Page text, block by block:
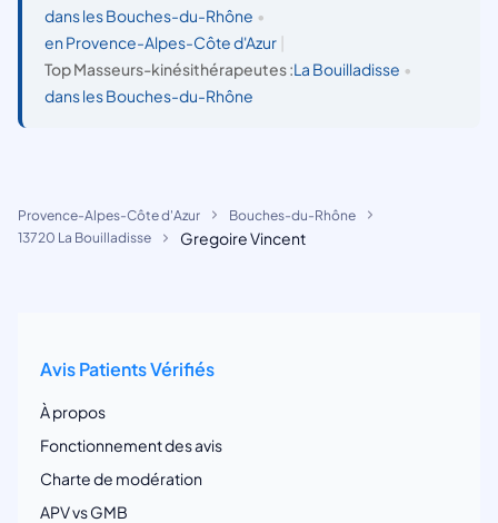
dans les Bouches-du-Rhône •
en Provence-Alpes-Côte d'Azur
Top Masseurs-kinésithérapeutes :La Bouilladisse •
dans les Bouches-du-Rhône
Provence-Alpes-Côte d'Azur
Bouches-du-Rhône
13720 La Bouilladisse
Gregoire Vincent
Avis Patients Vérifiés
À propos
Fonctionnement des avis
Charte de modération
APV vs GMB